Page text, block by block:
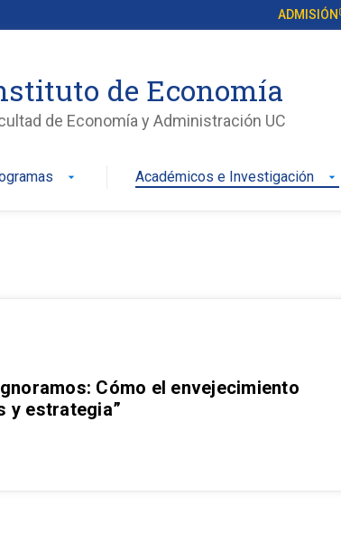
ADMISIÓN
de Economía
de Economía y Administración UC
arrow_drop_down Académicos e Investigación arrow_drop_down
Cómo el envejecimiento
y estrategia”